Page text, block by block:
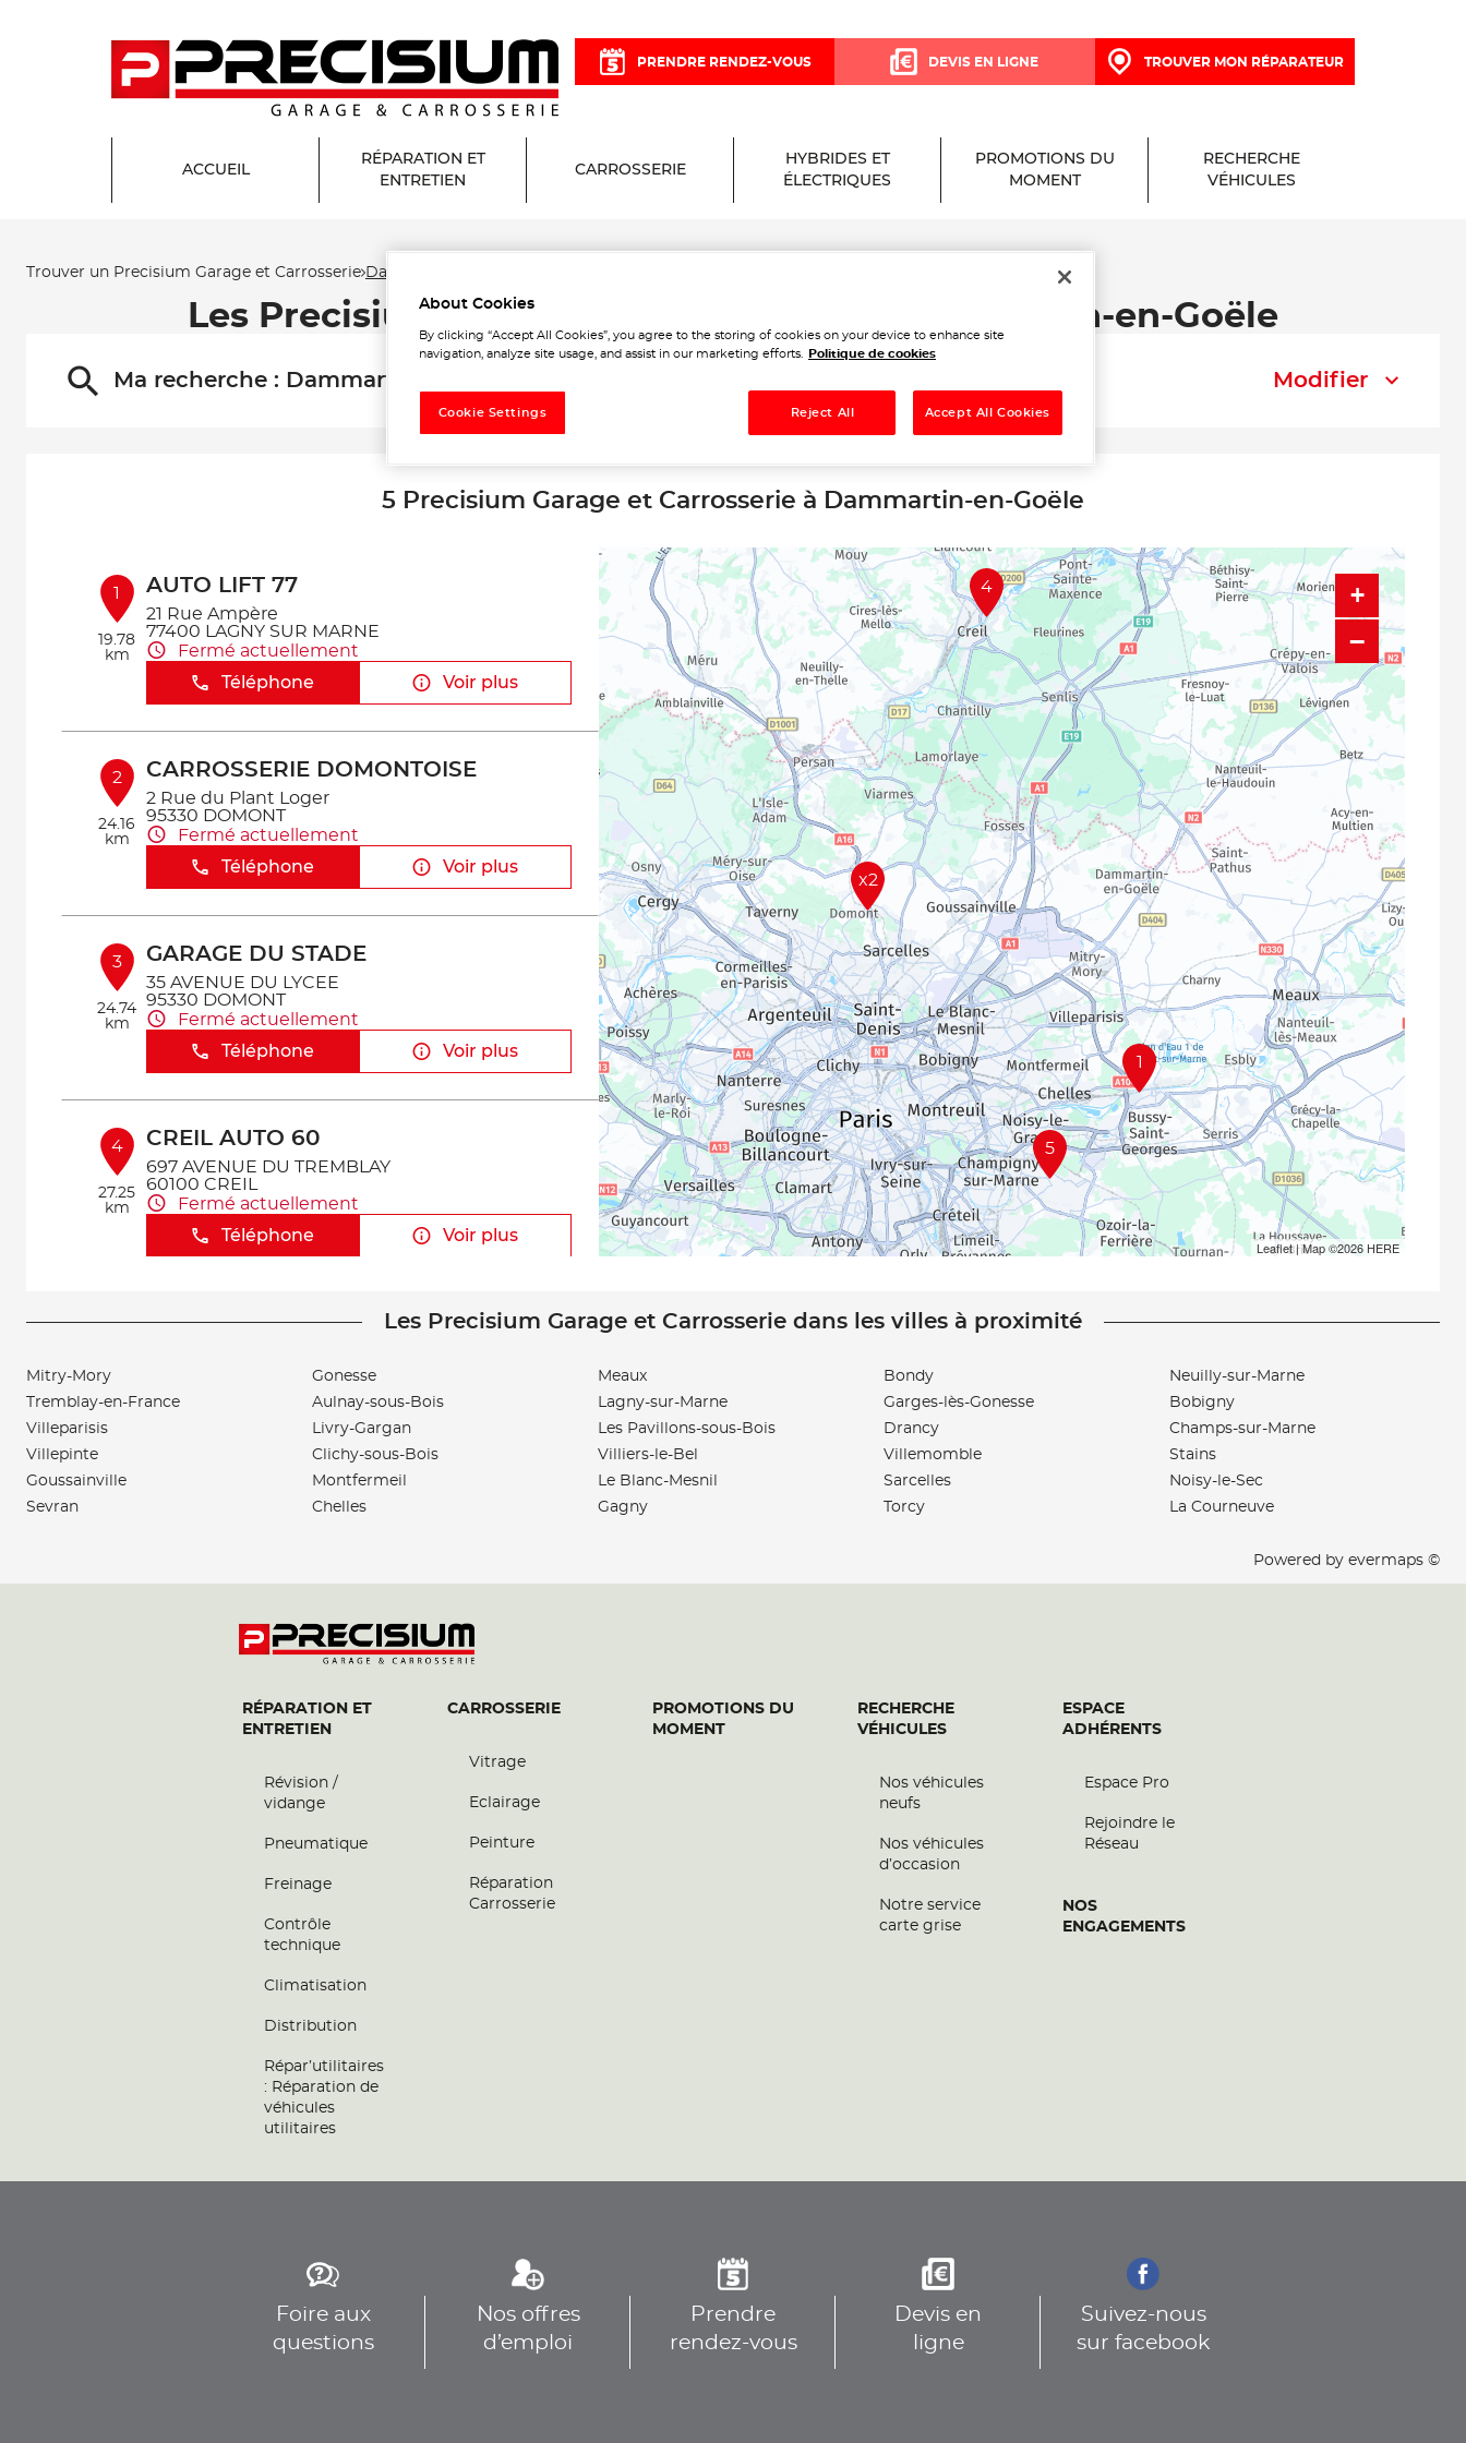
PRENDRE RENDEZ-VOUS DEVIS EN LIGNE TROUVER MON RÉPARATEUR
ACCUEIL
RÉPARATION ET
ENTRETIEN
CARROSSERIE
HYBRIDES ET
ÉLECTRIQUES
PROMOTIONS DU
MOMENT
RECHERCHE
VÉHICULES
Trouver un Precisium Garage et Carrosserie Dammartin-en-Goële
Les Precisium Garage et Carrosserie à Dammartin-en-Goële
Ma recherche : Dammartin-en-Goële Modifier
5 Precisium Garage et Carrosserie à Dammartin-en-Goële
1
19.78
km
AUTO LIFT 77
21 Rue Ampère
77400 LAGNY SUR MARNE
Fermé actuellement
Téléphone
Voir plus
2
24.16
km
CARROSSERIE DOMONTOISE
2 Rue du Plant Loger
95330 DOMONT
Fermé actuellement
Téléphone
Voir plus
3
24.74
km
GARAGE DU STADE
35 AVENUE DU LYCEE
95330 DOMONT
Fermé actuellement
Téléphone
Voir plus
4
27.25
km
CREIL AUTO 60
697 AVENUE DU TREMBLAY
60100 CREIL
Fermé actuellement
Téléphone
Voir plus
28.76
km
COLORS CONCEPT
94420 LEPLESSIS-TREVISE
Téléphone
4
5
1
x2
+
−
Leaflet| Map ©2026HERE
Les Precisium Garage et Carrosserie dans les villes à proximité
Mitry-Mory
Tremblay-en-France
Villeparisis
Villepinte
Goussainville
Sevran
Gonesse
Aulnay-sous-Bois
Livry-Gargan
Clichy-sous-Bois
Montfermeil
Chelles
Meaux
Lagny-sur-Marne
Les Pavillons-sous-Bois
Villiers-le-Bel
Le Blanc-Mesnil
Gagny
Bondy
Garges-lès-Gonesse
Drancy
Villemomble
Sarcelles
Torcy
Neuilly-sur-Marne
Bobigny
Champs-sur-Marne
Stains
Noisy-le-Sec
La Courneuve
Powered by evermaps ©
RÉPARATION ET
ENTRETIEN
Révision /
vidange
Pneumatique
Freinage
Contrôle
technique
Climatisation
Distribution
Répar’utilitaires
: Réparation de
véhicules
utilitaires
CARROSSERIE
Vitrage
Eclairage
Peinture
Réparation
Carrosserie
PROMOTIONS DU
MOMENT
RECHERCHE
VÉHICULES
Nos véhicules
neufs
Nos véhicules
d’occasion
Notre service
carte grise
ESPACE
ADHÉRENTS
Espace Pro
Rejoindre le
Réseau
NOS
ENGAGEMENTS
Foire aux
questions
Nos offres
d’emploi
Prendre
rendez-vous
Devis en
ligne
Suivez-nous
sur facebook
About Cookies
By clicking “Accept All Cookies”, you agree to the storing of cookies on your device to enhance site
navigation, analyze site usage, and assist in our marketing efforts.
Politique de cookies
Reject All Accept All Cookies
Cookie Settings